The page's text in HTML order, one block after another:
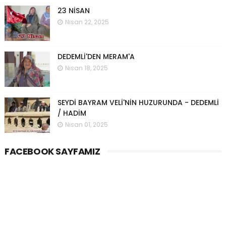
23 NİSAN
Nisan 22, 2025
DEDEMLİ'DEN MERAM'A
Nisan 18, 2025
SEYDİ BAYRAM VELİ'NİN HUZURUNDA - DEDEMLİ
/ HADİM
Nisan 01, 2025
FACEBOOK SAYFAMIZ